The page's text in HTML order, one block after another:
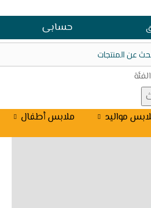
حسابى
مواليد ملابس أطفال